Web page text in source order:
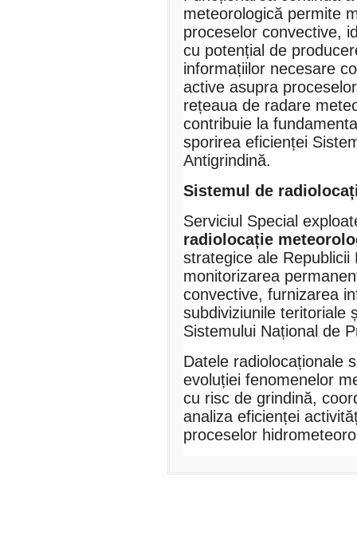
meteorologică permite
proceselor convective,
cu potențial de
informațiilor necesare
active asupra
rețeaua de radare
contribuie la
sporirea eficienței
Antigrindină.
Sistemul de
Serviciul Special
radiolocație
strategice ale
monitorizarea
convective, furnizarea
subdiviziunile teritoriale
Sistemului Național de
Datele radiolocaționale
evoluției fenomenelor
cu risc de grindină,
analiza eficienței
proceselor